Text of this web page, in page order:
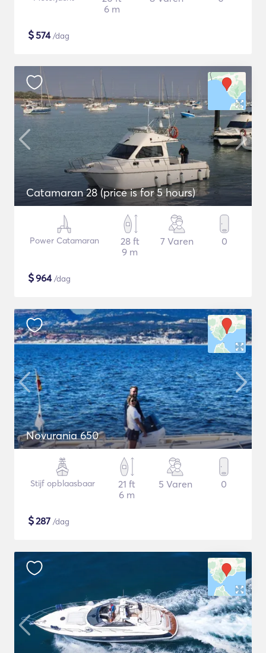
6 m
$574/dag
Catamaran 28 (price is for 5 hours)
Power Catamaran
28 ft
9 m
7 Varen 0
$964/dag
Novurania 650
Stijf opblaasbaar
21 ft
6 m
5 Varen 0
$287 /dag